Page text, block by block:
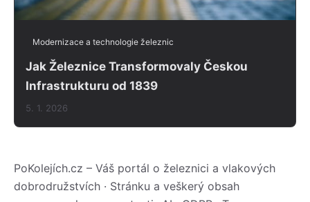
Modernizace a technologie železnic
Jak Železnice Transformovaly Českou
Infrastrukturu od 1839
5. 1. 2026
PoKolejích.cz – Váš portál o železnici a vlakových
dobrodružstvích · Stránku a veškerý obsah